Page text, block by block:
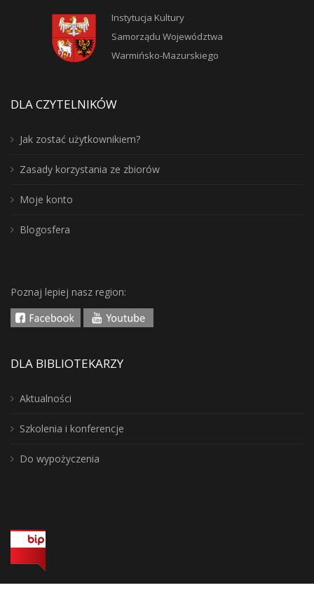
Instytucja Kultury
Samorządu Województwa
Warmińsko-Mazurskiego
DLA CZYTELNIKÓW
Jak zostać użytkownikiem?
Zasady korzystania ze zbiorów
Moje konto
Blogosfera
Poznaj lepiej nasz region:
DLA BIBLIOTEKARZY
Aktualności
Szkolenia i konferencje
Do wypożyczenia